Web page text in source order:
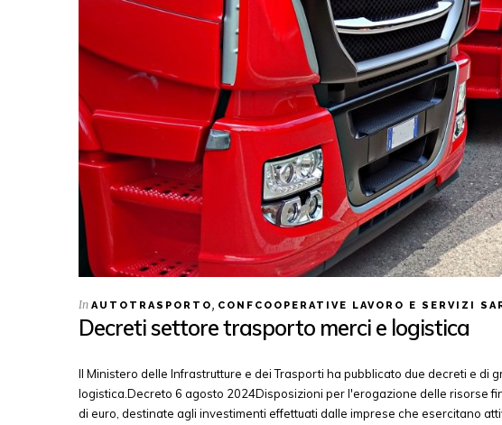
In AUTOTRASPORTO, CONFCOOPERATIVE LAVORO E SERVIZI
Decreti settore trasporto merci e logistica
Il Ministero delle Infrastrutture e dei Trasporti ha pubblicato due decreti e di
logistica.Decreto 6 agosto 2024Disposizioni per l'erogazione delle risorse
di euro, destinate agli investimenti effettuati dalle imprese che esercitano